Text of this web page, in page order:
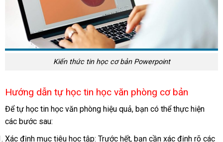
Kiến thức tin học cơ bản Powerpoint
Hướng dẫn tự học tin học văn phòng cơ bản
Để tự học tin học văn phòng hiệu quả, bạn có thể thực hiện
các bước sau:
Xác định mục tiêu học tập: Trước hết, bạn cần xác định rõ các